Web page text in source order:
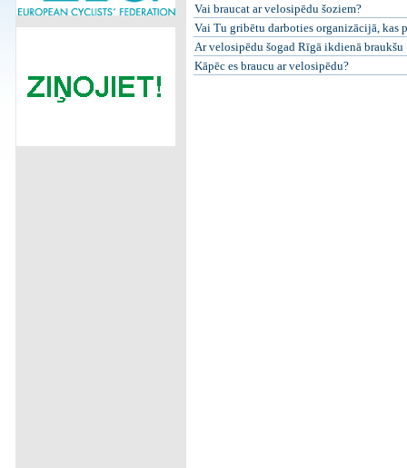
Vai braucat ar velosipēdu šoziem?
Vai Tu gribētu darboties organizācijā, kas
Ar velosipēdu šogad Rīgā ikdienā braukšu
Kāpēc es braucu ar velosipēdu?